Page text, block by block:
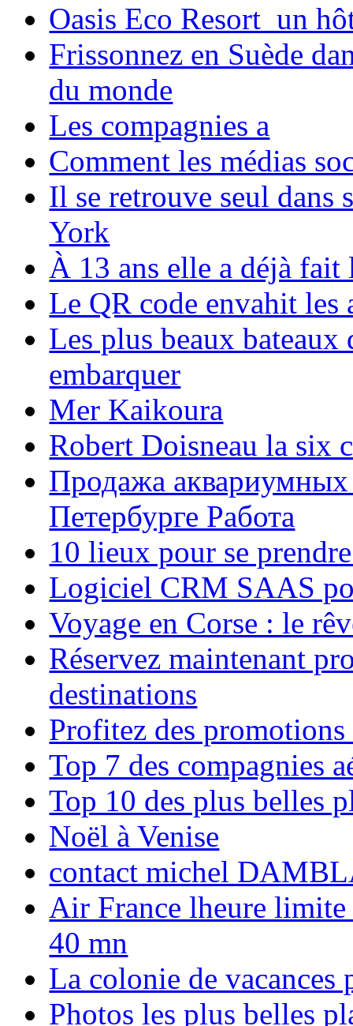
Oasis Eco Resort un
Frissonnez en Suède
du monde
Les compagnies a
Comment les médias
Il se retrouve seul dans
York
À 13 ans elle a déjà
Le QR code envahit les
Les plus beaux bateaux
embarquer
Mer Kaikoura
Robert Doisneau la six
Продажа аквариумных
Петербурге Работа
10 lieux pour se
Logiciel CRM SAAS
Voyage en Corse : le
Réservez maintenant
destinations
Profitez des
Top 7 des compagnies
Top 10 des plus belles
Noël à Venise
contact michel
Air France lheure limite
40 mn
La colonie de vacances
Photos les plus belles